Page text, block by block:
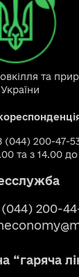
та
України
(044) 200-47-
та з 14.00 до
200-
“гаряча